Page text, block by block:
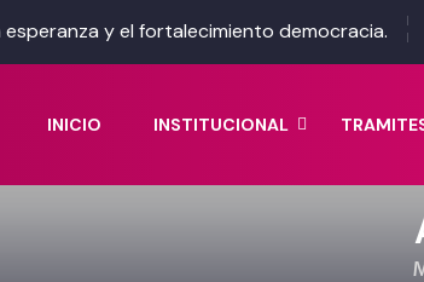
esperanza y el fortalecimiento democracia.
INICIO INSTITUCIONAL